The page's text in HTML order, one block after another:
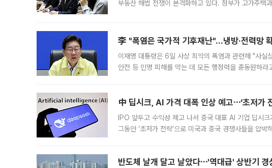
부동산 해법 전쟁이 본격화하고 있다. 정부가 고가주택
李 "폭염은 국가적 기후재난"…냉방·전력망
이재명 대통령은 6일 사상 최악의 폭염과 관련해 "사실
안전 등 인명 피해를 막는 데 모든 행정력을 총동원하
中 딥시크, AI 가격 대폭 인상 예고⋯‘초저가
IPO 앞두고 수익성 제고 나서 중국 대표 AI 기업 딥시
그동안 ‘초저가 전략’으로 미국과 중국 경쟁사들을 압
반도체 날개 달고 날았다⋯'역대급' 상반기